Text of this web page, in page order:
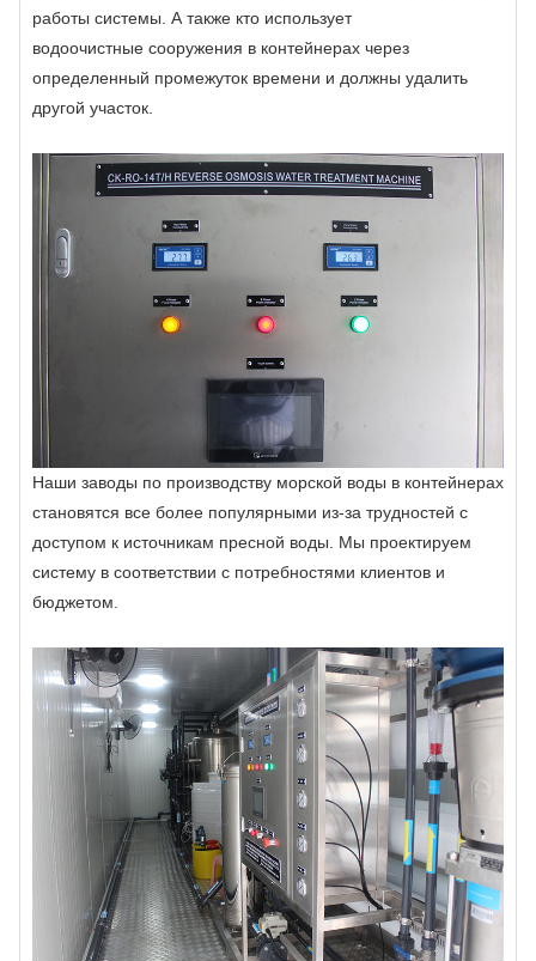
работы системы. А также кто использует
водоочистные сооружения в контейнерах через
определенный промежуток времени и должны удалить
другой участок.
Наши заводы по производству морской воды в контейнерах
становятся все более популярными из-за трудностей с
доступом к источникам пресной воды. Мы проектируем
систему в соответствии с потребностями клиентов и
бюджетом.